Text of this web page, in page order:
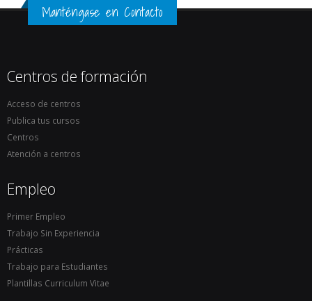
Manténgase en Contacto
Centros de formación
Acceso de centros
Publica tus cursos
Centros
Atención a centros
Empleo
Primer Empleo
Trabajo Sin Experiencia
Prácticas
Trabajo para Estudiantes
Plantillas Curriculum Vitae